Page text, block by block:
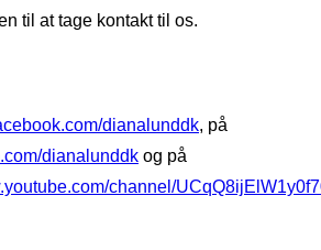
til at tage kontakt til os.
dianalunddk, på
dianalunddk og på
channel/